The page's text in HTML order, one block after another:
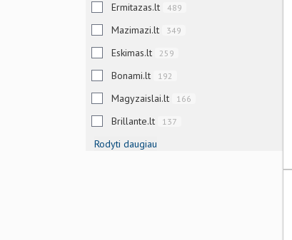
Ermitazas.lt 489
Mazimazi.lt 349
Eskimas.lt 259
Bonami.lt 192
Magyzaislai.lt 166
Brillante.lt 137
Rodyti daugiau